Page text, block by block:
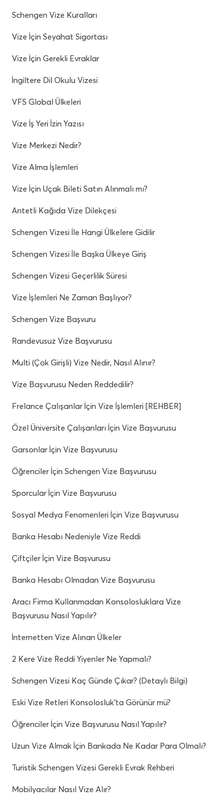
Schengen Vize Kuralları
Vize İçin Seyahat Sigortası
Vize İçin Gerekli Evraklar
İngiltere Dil Okulu Vizesi
VFS Global Ülkeleri
Vize İş Yeri İzin Yazısı
Vize Merkezi Nedir?
Vize Alma İşlemleri
Vize İçin Uçak Bileti Satın Alınmalı mı?
Antetli Kağıda Vize Dilekçesi
Schengen Vizesi İle Hangi Ülkelere Gidilir
Schengen Vizesi İle Başka Ülkeye Giriş
Schengen Vizesi Geçerlilik Süresi
Vize İşlemleri Ne Zaman Başlıyor?
Schengen Vize Başvuru
Randevusuz Vize Başvurusu
Multi (Çok Girişli) Vize Nedir, Nasıl Alınır?
Vize Başvurusu Neden Reddedilir?
Frelance Çalışanlar İçin Vize İşlemleri [REHBER]
Özel Üniversite Çalışanları İçin Vize Başvurusu
Garsonlar İçin Vize Başvurusu
Öğrenciler İçin Schengen Vize Başvurusu
Sporcular İçin Vize Başvurusu
Sosyal Medya Fenomenleri İçin Vize Başvurusu
Banka Hesabı Nedeniyle Vize Reddi
Çiftçiler İçin Vize Başvurusu
Banka Hesabı Olmadan Vize Başvurusu
Aracı Firma Kullanmadan Konsolosluklara Vize
Başvurusu Nasıl Yapılır?
İnternetten Vize Alınan Ülkeler
2 Kere Vize Reddi Yiyenler Ne Yapmalı?
Schengen Vizesi Kaç Günde Çıkar? (Detaylı Bilgi)
Eski Vize Retleri Konsolosluk’ta Görünür mü?
Öğrenciler İçin Vize Başvurusu Nasıl Yapılır?
Uzun Vize Almak İçin Bankada Ne Kadar Para Olmalı?
Turistik Schengen Vizesi Gerekli Evrak Rehberi
Mobilyacılar Nasıl Vize Alır?